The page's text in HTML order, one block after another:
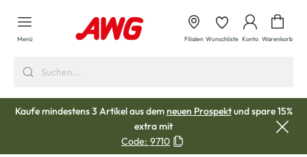
springen
Menü Filialen Wunschliste Konto Warenkorb
Kaufe mindestens 3 Artikel aus demneuen Prospektund spare 15%
extra mit
Code: 9710